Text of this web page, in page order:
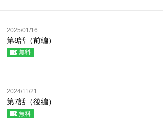
2025/01/16
第8話（前編）
無料
2024/11/21
第7話（後編）
無料